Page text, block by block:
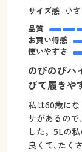
サイズ感 小
品質
お買い得感
使いやすさ
のびのびハ
びて履きや
私は60歳に
サがあるので
した。5Lの
良くて､たく